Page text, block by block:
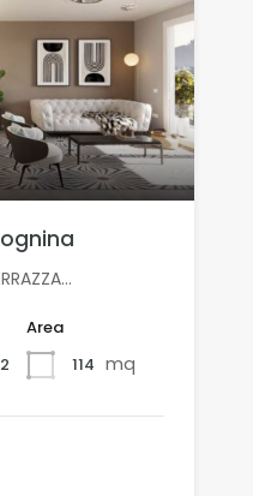
2
Area
114 mq